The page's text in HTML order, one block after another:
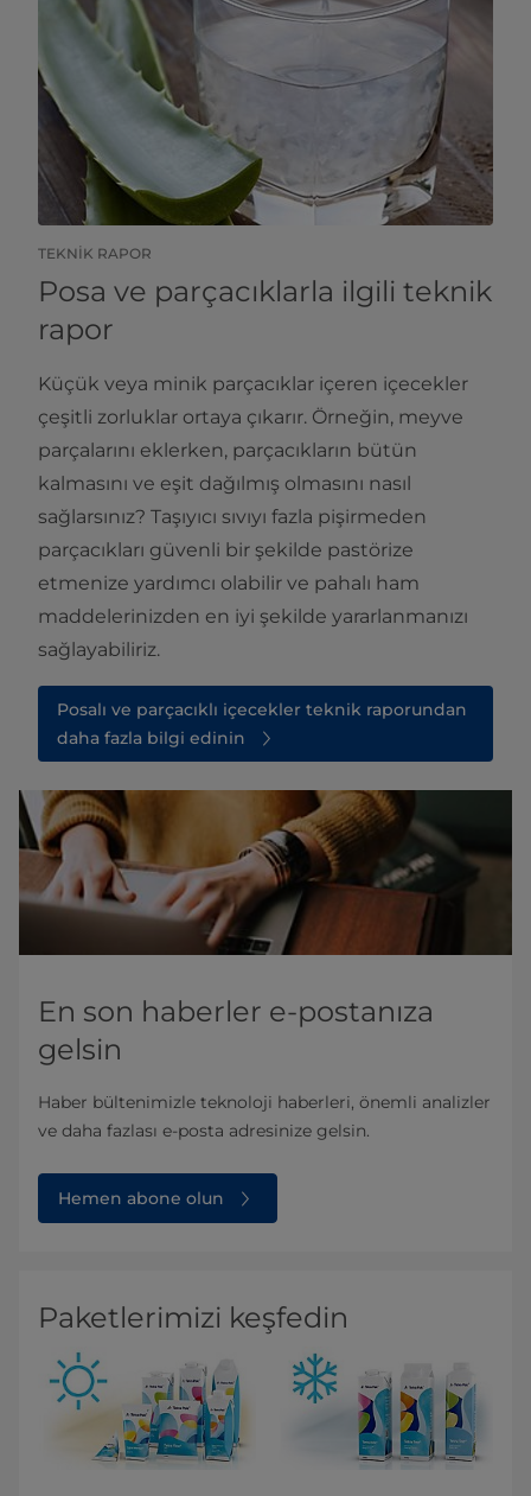
TEKNIK RAPOR
Posa ve parçacıklarla ilgili teknik
rapor
Küçük veya minik parçacıklar içeren içecekler
çeşitli zorluklar ortaya çıkarır. Örneğin, meyve
parçalarını eklerken, parçacıkların bütün
kalmasını ve eşit dağılmış olmasını nasıl
sağlarsınız? Taşıyıcı sıvıyı fazla pişirmeden
parçacıkları güvenli bir şekilde pastörize
etmenize yardımcı olabilir ve pahalı ham
maddelerinizden en iyi şekilde yararlanmanızı
sağlayabiliriz.
Posalı ve parçacıklı içecekler teknik raporundan
daha fazla bilgi edinin
En son haberler e-postanıza
gelsin
Haber bültenimizle teknoloji haberleri, önemli analizler
ve daha fazlası e-posta adresinize gelsin.
Hemen abone olun
Paketlerimizi keşfedin